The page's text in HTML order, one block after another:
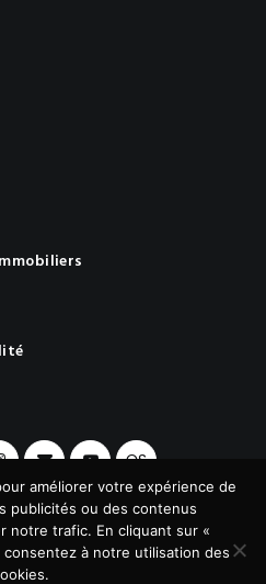
OS
droits réservés.
améliorer votre expérience de
publicités ou des contenus
notre trafic. En cliquant sur «
à notre utilisation des